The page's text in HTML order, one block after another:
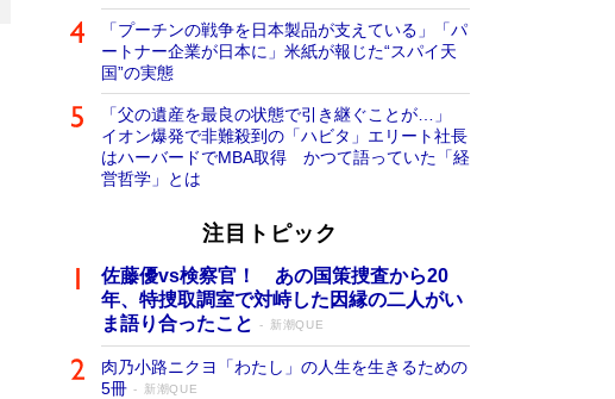
「プーチンの戦争を日本製品が支えている」「パ
ートナー企業が日本に」米紙が報じた“スパイ天
国”の実態
「父の遺産を最良の状態で引き継ぐことが…」
イオン爆発で非難殺到の「ハビタ」エリート社長
はハーバードでMBA取得 かつて語っていた「経
営哲学」とは
注目トピック
佐藤優vs検察官！ あの国策捜査から20
年、特捜取調室で対峙した因縁の二人がい
ま語り合ったこと
新潮QUE
肉乃小路ニクヨ「わたし」の人生を生きるための
5冊
新潮QUE